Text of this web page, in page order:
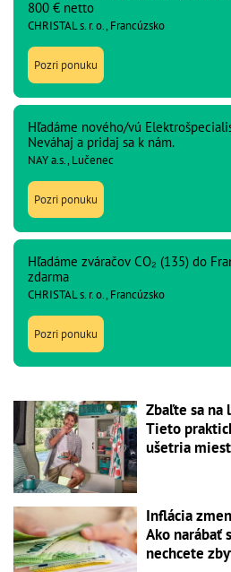
800 € netto
CHRISTAL s. r. o., Francúzsko
Pozri ponuku
Hľadáme nového/vú
Neváhaj a pridaj sa k nám.
NAY a.s., Lučenec
Pozri ponuku
Hľadáme zváračov CO₂ (135) do
zdarma
CHRISTAL s. r. o., Francúzsko
Pozri ponuku
Zbaľte sa na
Tieto
ušetria
Inflácia
Ako narábať
nechcete